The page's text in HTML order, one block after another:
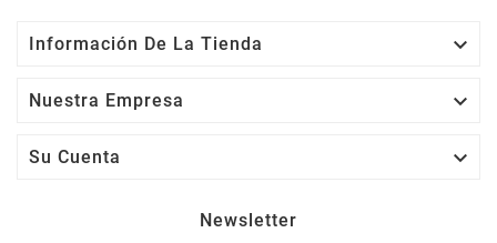
Información De La Tienda 
Nuestra Empresa 
Su Cuenta 
Newsletter